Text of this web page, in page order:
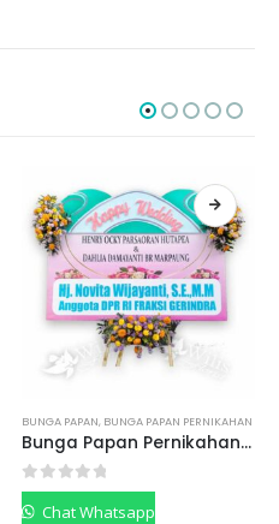
BUNGA PAPAN, BUNGA PAPAN PERNIKAHAN
Bunga Papan Pernikahan BPPP02
0out of 5
Chat Whatsapp